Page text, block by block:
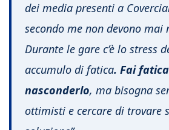
dei media presenti a
secondo me non devono mai
Durante le gare c’è lo stress
accumulo di fatica. Fai
nasconderlo, ma bisogna
ottimisti e cercare di trovare